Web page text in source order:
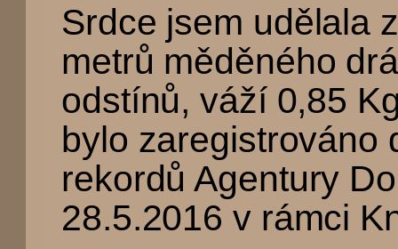
Srdce jsem udělala
metrů měděného
odstínů, váží 0,85
bylo zaregistrováno
rekordů Agentury
28.5.2016 v rámci